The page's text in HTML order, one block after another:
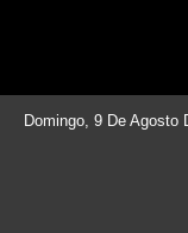
Domingo, 9 De Agosto